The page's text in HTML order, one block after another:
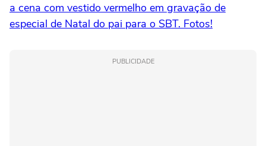
a cena com vestido vermelho em gravação de
especial de Natal do pai para o SBT. Fotos!
PUBLICIDADE